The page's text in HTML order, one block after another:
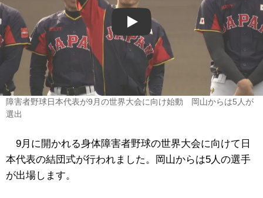
Play
障害者野球日本代表が9月の世界大会に向け始動 岡山からは5人が
選出
9月に開かれる身体障害者野球の世界大会に向けて日
本代表の結団式が行われました。岡山からは5人の選手
が出場します。